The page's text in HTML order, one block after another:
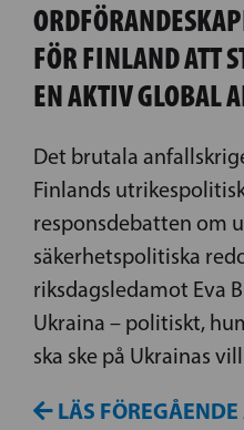
FÖR FINLAND ATT
EN AKTIV GLOBAL
Det brutala
Finlands
responsdebatten om
säkerhetspolitiska
riksdagsledamot Eva
Ukraina – politiskt,
ska ske på Ukrainas
LÄS